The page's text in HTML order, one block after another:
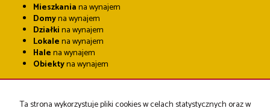
Mieszkaniana wynajem
Domyna wynajem
Działkina wynajem
Lokalena wynajem
Halena wynajem
Obiektyna wynajem
Mieszkaniana sprzedaż
Ta strona wykorzystuje pliki cookies w celach statystycznych oraz w